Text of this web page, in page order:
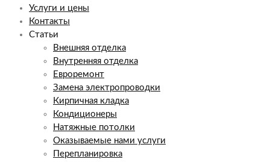
Услуги и цены
Контакты
Статьи
Внешняя отделка
Внутренняя отделка
Евроремонт
Замена электропроводки
Кирпичная кладка
Кондиционеры
Натяжные потолки
Оказываемые нами услуги
Перепланировка